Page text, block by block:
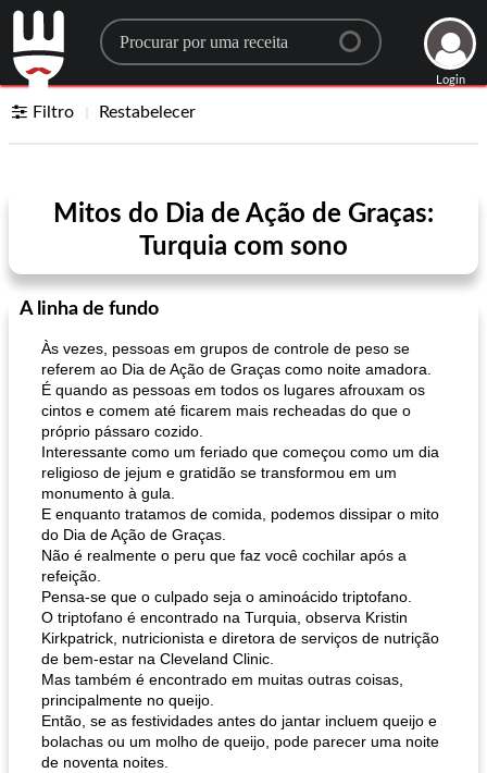
Search for a recipe
Login
Filtro Restabelecer
Mitos do Dia de Ação de Graças:
Turquia com sono
A linha de fundo
Às vezes, pessoas em grupos de controle de peso se
referem ao Dia de Ação de Graças como noite amadora.
É quando as pessoas em todos os lugares afrouxam os
cintos e comem até ficarem mais recheadas do que o
próprio pássaro cozido.
Interessante como um feriado que começou como um dia
religioso de jejum e gratidão se transformou em um
monumento à gula.
E enquanto tratamos de comida, podemos dissipar o mito
do Dia de Ação de Graças.
Não é realmente o peru que faz você cochilar após a
refeição.
Pensa-se que o culpado seja o aminoácido triptofano.
O triptofano é encontrado na Turquia, observa Kristin
Kirkpatrick, nutricionista e diretora de serviços de nutrição
de bem-estar na Cleveland Clinic.
Mas também é encontrado em muitas outras coisas,
principalmente no queijo.
Então, se as festividades antes do jantar incluem queijo e
bolachas ou um molho de queijo, pode parecer uma noite
de noventa noites.